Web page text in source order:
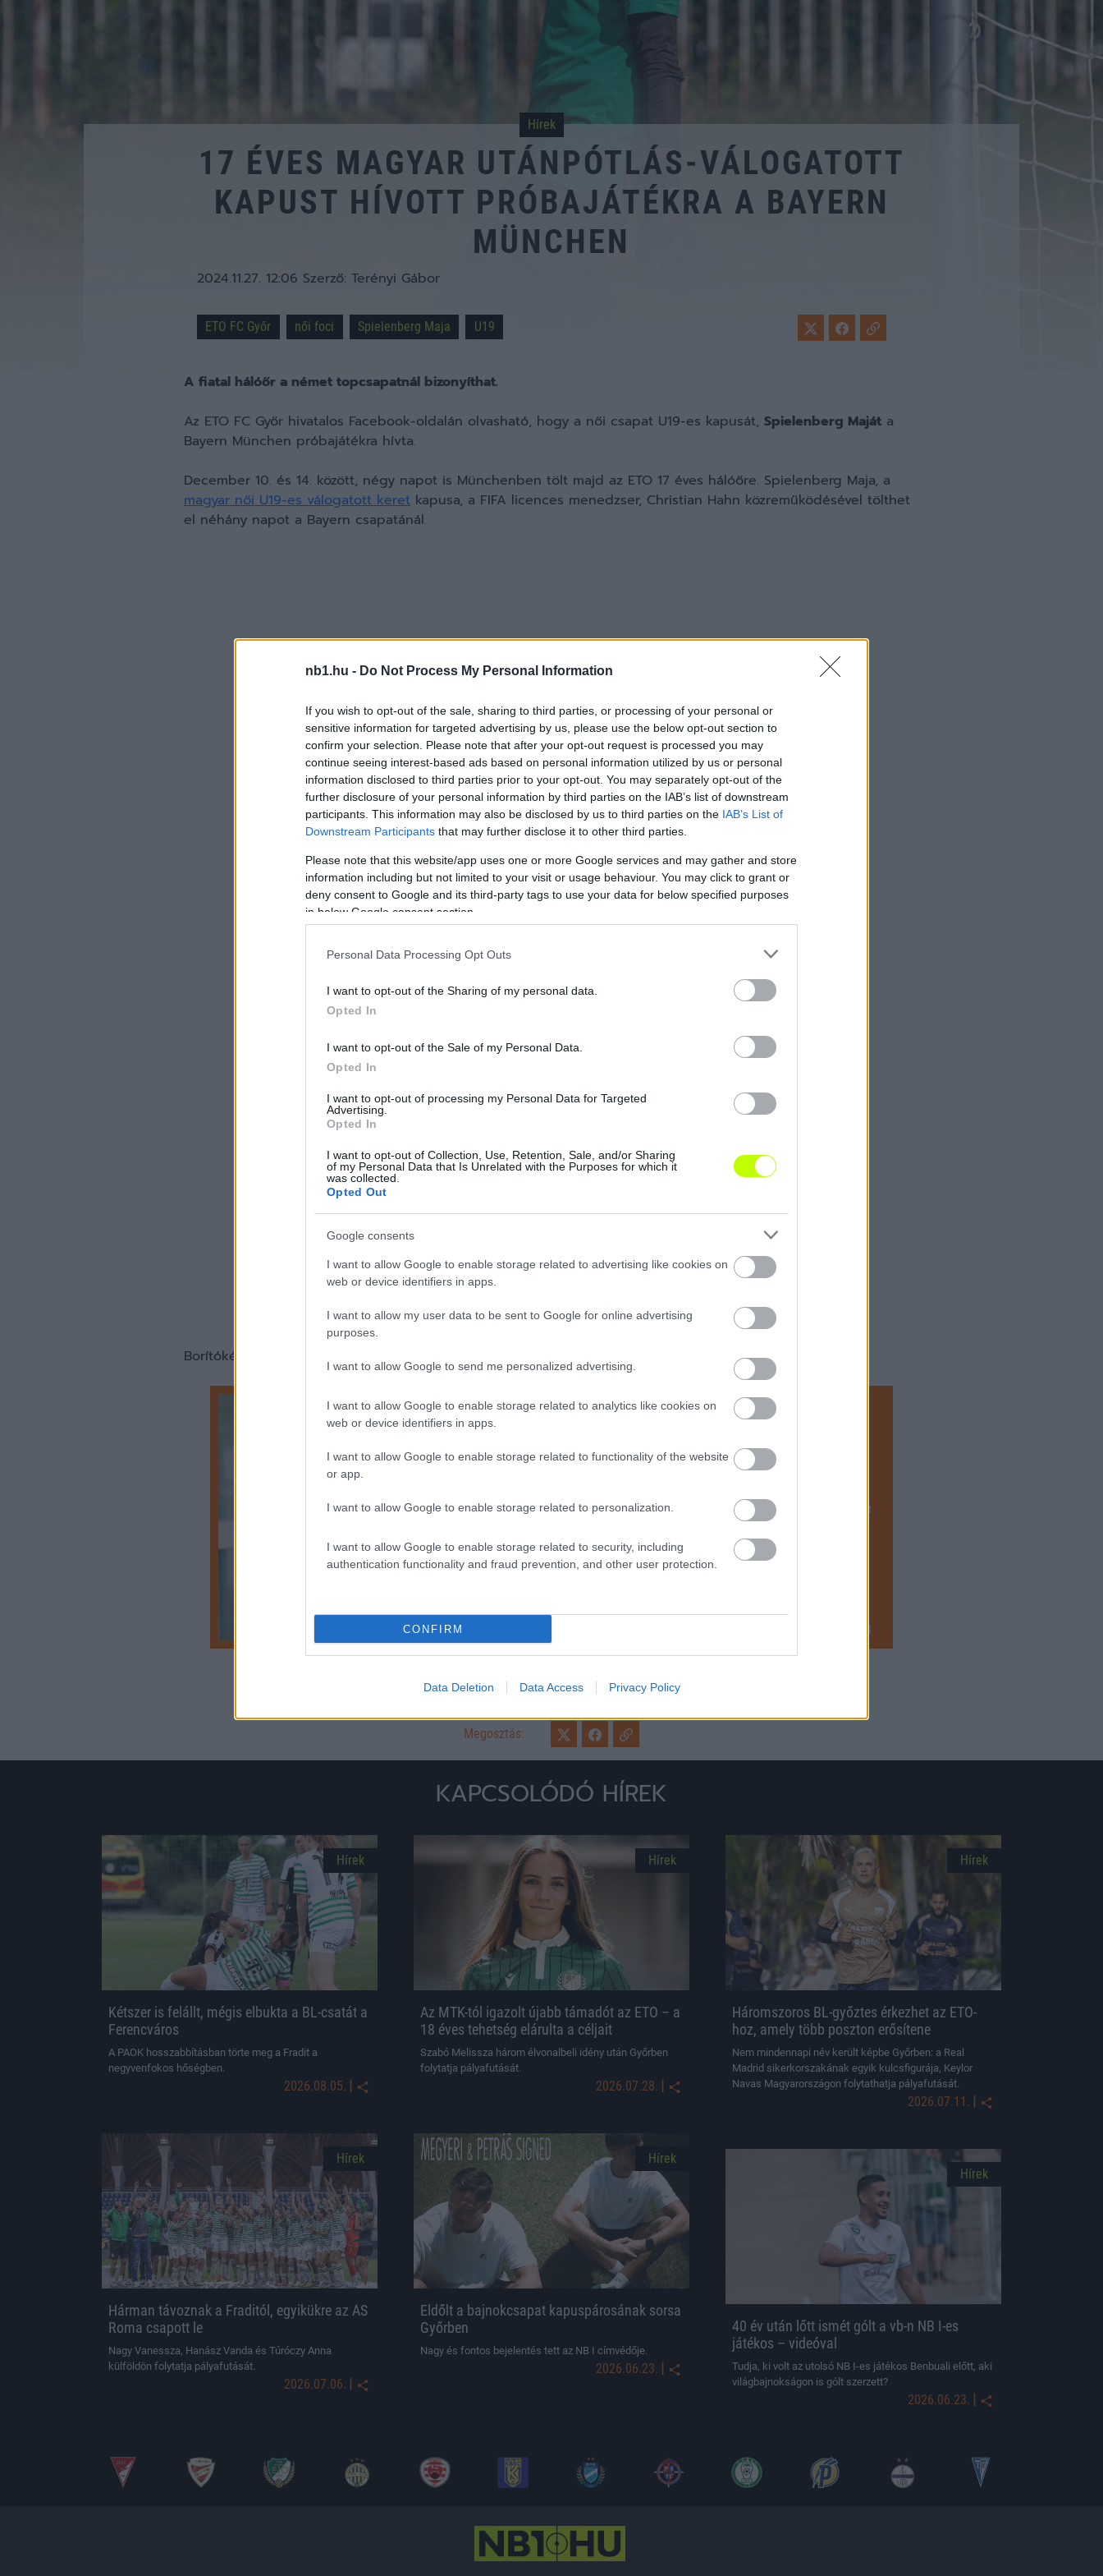
nb1.hu - Do Not Process My Personal Information
If you wish to opt-out of the sale, sharing to third parties, or processing of your personal or
sensitive information for targeted advertising by us, please use the below opt-out section to
confirm your selection. Please note that after your opt-out request is processed you may
continue seeing interest-based ads based on personal information utilized by us or personal
information disclosed to third parties prior to your opt-out. You may separately opt-out of the
further disclosure of your personal information by third parties on the IAB’s list of downstream
participants. This information may also be disclosed by us to third parties on the IAB’s List of
Downstream Participants that may further disclose it to other third parties.
Please note that this website/app uses one or more Google services and may gather and store
information including but not limited to your visit or usage behaviour. You may click to grant or
deny consent to Google and its third-party tags to use your data for below specified purposes
in below Google consent section.
Personal Data Processing Opt Outs
I want to opt-out of the Sharing of my personal data.
Opted In
I want to opt-out of the Sale of my Personal Data.
Opted In
I want to opt-out of processing my Personal Data for Targeted
Advertising.
Opted In
I want to opt-out of Collection, Use, Retention, Sale, and/or Sharing
of my Personal Data that Is Unrelated with the Purposes for which it
was collected.
Opted Out
Google consents
I want to allow Google to enable storage related to advertising like cookies on
web or device identifiers in apps.
I want to allow my user data to be sent to Google for online advertising
purposes.
I want to allow Google to send me personalized advertising.
I want to allow Google to enable storage related to analytics like cookies on
web or device identifiers in apps.
I want to allow Google to enable storage related to functionality of the website
or app.
I want to allow Google to enable storage related to personalization.
I want to allow Google to enable storage related to security, including
authentication functionality and fraud prevention, and other user protection.
CONFIRM
Data Deletion Data Access Privacy Policy
Hírek
17 ÉVES MAGYAR UTÁNPÓTLÁS-VÁLOGATOTT
KAPUST HÍVOTT PRÓBAJÁTÉKRA A BAYERN
MÜNCHEN
2024.11.27. 12:06 Szerző: Terényi Gábor
ETO FC Győr női foci Spielenberg Maja U19
A fiatal hálóőr a német topcsapatnál bizonyíthat.
Az ETO FC Győr hivatalos Facebook-oldalán olvasható, hogy a női csapat U19-es kapusát, Spielenberg Maját a
Bayern München próbajátékra hívta.
December 10. és 14. között, négy napot is Münchenben tölt majd az ETO 17 éves hálóőre. Spielenberg Maja, a
magyar női U19-es válogatott keret kapusa, a FIFA licences menedzser, Christian Hahn közreműködésével tölthet
el néhány napot a Bayern csapatánál.
Unmute Loaded:
Borítókép forrása: ETO FC
Edzőváltás: korábbi NB I-es játékos ült le a DAC
A DAC 1904 Dunaszerdahely labdarúgócsapata szerződést bontott
Xisco Munoz vezetőedzővel, írja az MTI. A spanyol szakember
helyén december végéig Branislav […]
2024.11.27 10:53
Megosztás:
KAPCSOLÓDÓ HÍREK
Hírek
Kétszer is felállt, mégis elbukta a BL-csatát a
Ferencváros
A PAOK hosszabbításban törte meg a Fradit a
negyvenfokos hőségben.
2026.08.05. |
Hírek
Az MTK-tól igazolt újabb támadót az ETO – a
18 éves tehetség elárulta a céljait
Szabó Melissza három élvonalbeli idény után Győrben
folytatja pályafutását.
2026.07.28. |
Hírek
Háromszoros BL-győztes érkezhet az ETO-
hoz, amely több poszton erősítene
Nem mindennapi név került képbe Győrben: a Real
Madrid sikerkorszakának egyik kulcsfigurája, Keylor
Navas Magyarországon folytathatja pályafutását.
2026.07.11. |
Hírek
Hárman távoznak a Fraditól, egyikükre az AS
Roma csapott le
Nagy Vanessza, Hanász Vanda és Túróczy Anna
külföldön folytatja pályafutását.
2026.07.06. |
Hírek
Eldőlt a bajnokcsapat kapuspárosának sorsa
Győrben
Nagy és fontos bejelentés tett az NB I címvédője.
2026.06.23. |
Hírek
40 év után lőtt ismét gólt a vb-n NB I-es
játékos – videóval
Tudja, ki volt az utolsó NB I-es játékos Benbuali előtt, aki
világbajnokságon is gólt szerzett?
2026.06.23. |